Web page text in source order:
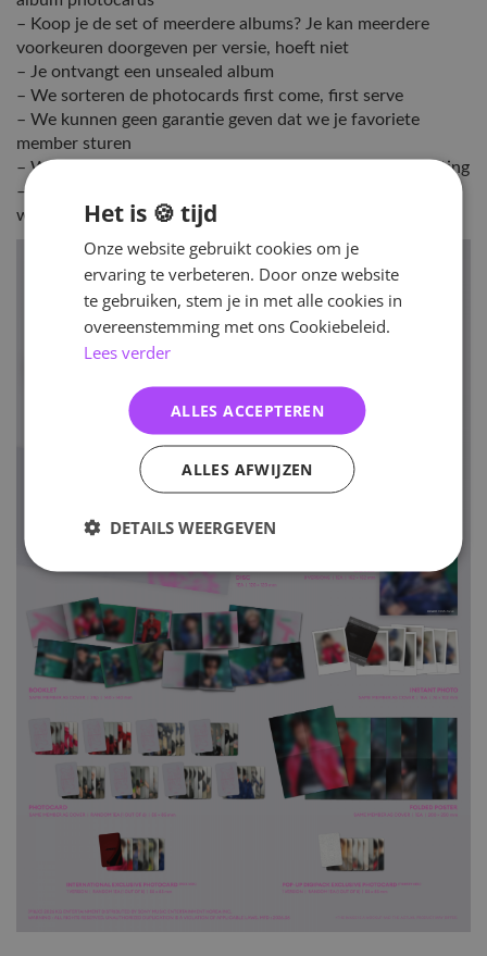
– Koop je de set of meerdere albums? Je kan meerdere
voorkeuren doorgeven per versie, hoeft niet
– Je ontvangt een unsealed album
– We sorteren de photocards first come, first serve
– We kunnen geen garantie geven dat we je favoriete
member sturen
– We versturen eerst bestellingen zonder photocard sorting
– het kan dus zijn dat je een paar dagen langer moet
wachten op je album
Het is 🍪 tijd
Onze website gebruikt cookies om je
ervaring te verbeteren. Door onze website
te gebruiken, stem je in met alle cookies in
overeenstemming met ons Cookiebeleid.
Lees verder
ALLES ACCEPTEREN
ALLES AFWIJZEN
DETAILS WEERGEVEN